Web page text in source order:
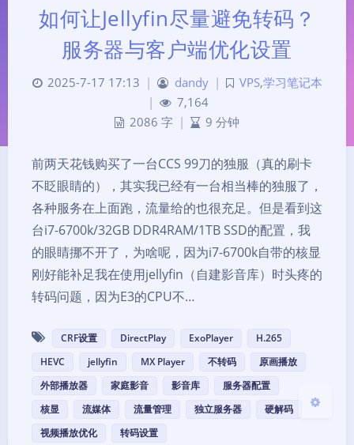
夜间模式
Sans Serif Serif
关闭 日落 暗化
如何让Jellyfin尽量避免转码？
服务器与客户端优化设置
2025-7-17 17:13 dandy VPS,学习笔记本
7,164
2086 字
9 分钟
前两天花钱购买了一台CCS 99刀的独服（真的刷卡
不眨眼睛的），其实我已经有一台相当棒的独服了，
各种服务在上面跑，流量给的也很充足。但是看到这
台i7-6700k/32GB DDR4RAM/1TB SSD的配置，我
的眼睛挪不开了，为啥呢，因为i7-6700k自带的核显
刚好能补足我在使用jellyfin（自建影音库）时头疼的
转码问题，因为E3的CPU不…
CRF设置 DirectPlay ExoPlayer
H.265
HEVC
jellyfin MX Player 不转码
原画播放
外部播放器
家庭影音 影音库
服务器配置
核显
流媒体 流量管理 独立服务器
硬解码
视频播放优化
转码设置